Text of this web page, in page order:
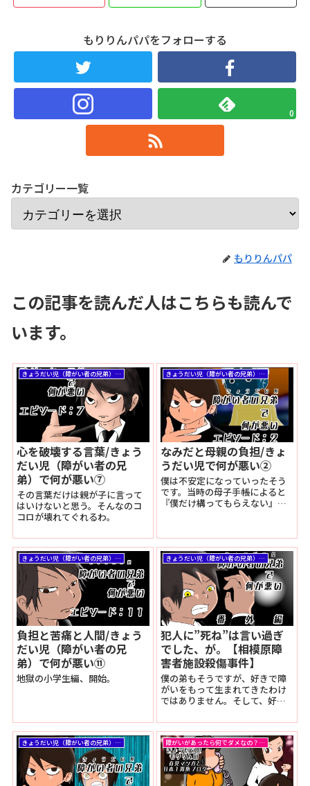
もりりんパパをフォローする
0
カテゴリー一覧
もりりんパパ
この記事を読んだ人はこちらも読んで
います。
きょうだい児（障がい者の兄弟）で何が悪い
心を破壊する言葉/きょう
だい児（障がい者の兄
弟）で何が悪い⑦
その言葉だけは親が子に言って
はいけないと思う。そんなのコ
コロが壊れてぐれるわ。
きょうだい児（障がい者の兄弟）で何が悪い
なみだと母親の負担/きょ
うだい児で何が悪い②
僕は不安定になっていったそう
です。当時の母子手帳によると
『僕だけ構ってもらえない』と
ただ、これはまだ、今後の様々
な事件への序章に過ぎない出来
事だったのでした。
きょうだい児（障がい者の兄弟）で何が悪い
負担と苦痛と人間/きょう
だい児（障がい者の兄
弟）で何が悪い⑪
地獄の小学生編、開始。
きょうだい児（障がい者の兄弟）で何が悪い
犯人に”死ね”は言い過ぎ
でした、が。【相模原障
害者施設殺傷事件】
僕の弟もそうですが、好きで障
がいをもって生まれてきたわけ
ではありません。そして、好き
でもありません。でも、そうい
ったハンデ（この言葉も賛否両
論あるかと思いますが）を抱え
ていわば社会的弱者として過ご
してきているんです。本人も、
親も、そしてきょうだいも。
きょうだい児（障がい者の兄弟）で何が悪い 障がいがあったら何でダメなの？（子ども向け絵本形式）